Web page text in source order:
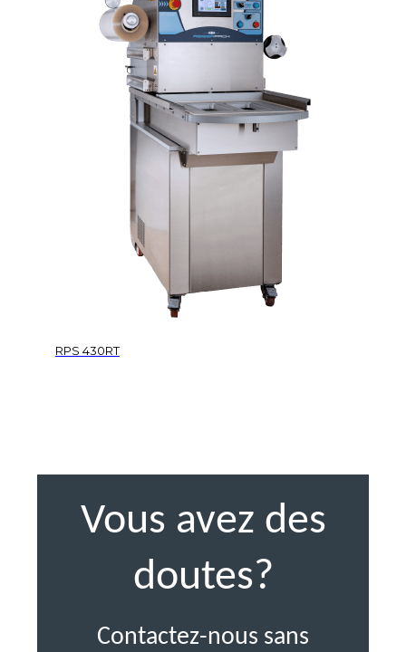
RPS 430RT
Vous avez des
doutes?
Contactez-nous sans